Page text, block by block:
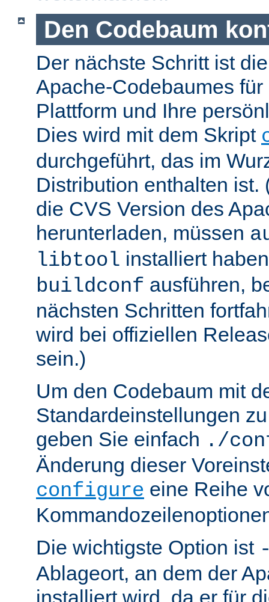
Den Codebaum
Der nächste Schritt ist
Apache-Codebaumes
Plattform und Ihre
Dies wird mit dem Skript
durchgeführt, das im
Distribution enthalten ist.
die CVS Version des
herunterladen, müssen
libtool installiert
buildconf ausführen,
nächsten Schritten
wird bei offiziellen
sein.)
Um den Codebaum mit
Standardeinstellungen
geben Sie einfach ./
Änderung dieser
configure eine Reihe
Die wichtigste Option ist
Ablageort, an dem der
installiert wird, da er für